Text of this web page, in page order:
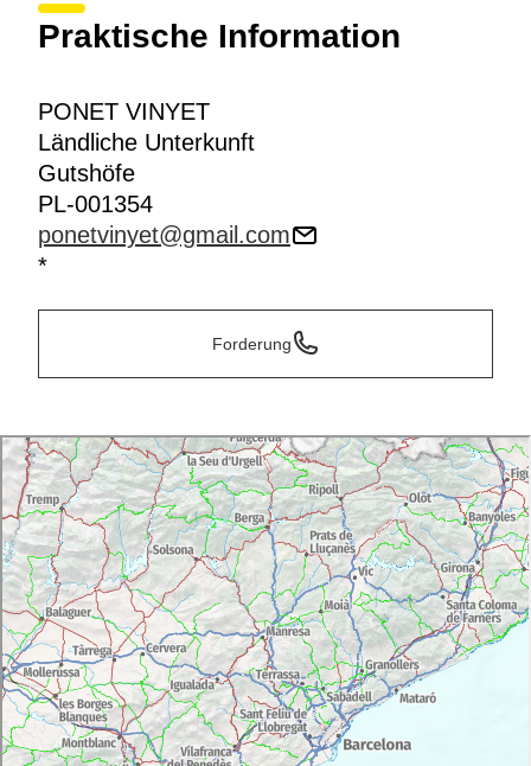
Praktische Information
PONET VINYET
Ländliche Unterkunft
Gutshöfe
PL-001354
ponetvinyet@gmail.com
*
Forderung